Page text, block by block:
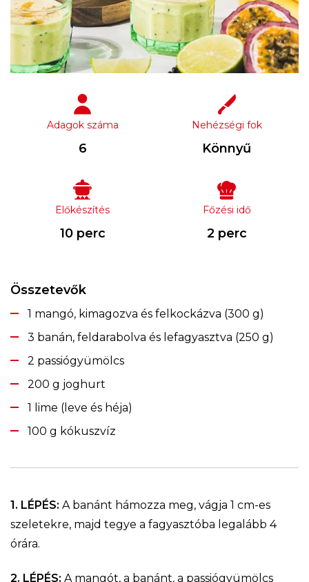
Adagok száma
6
Nehézségi fok
Könnyű
Előkészítés
10 perc
Főzési idő
2 perc
Összetevők
1 mangó, kimagozva és felkockázva (300 g)
3 banán, feldarabolva és lefagyasztva (250 g)
2 passiógyümölcs
200 g joghurt
1 lime (leve és héja)
100 g kókuszvíz
1. LÉPÉS: A banánt hámozza meg, vágja 1 cm-es
szeletekre, majd tegye a fagyasztóba legalább 4
órára.
2. LÉPÉS: A mangót, a banánt, a passiógyümölcs